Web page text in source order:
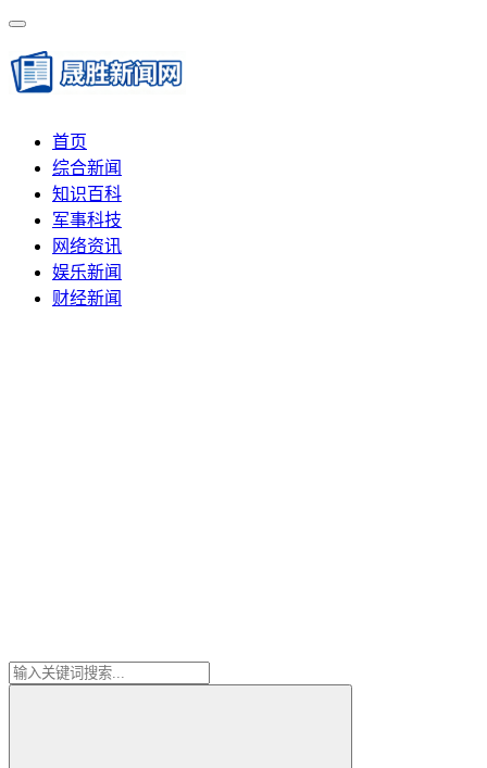
首页
综合新闻
知识百科
军事科技
网络资讯
娱乐新闻
财经新闻